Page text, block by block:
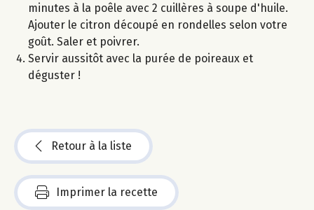
minutes à la poêle avec 2 cuillères à soupe d'huile.
Ajouter le citron découpé en rondelles selon votre
goût. Saler et poivrer.
Servir aussitôt avec la purée de poireaux et
déguster !
Retour à la liste
Imprimer la recette